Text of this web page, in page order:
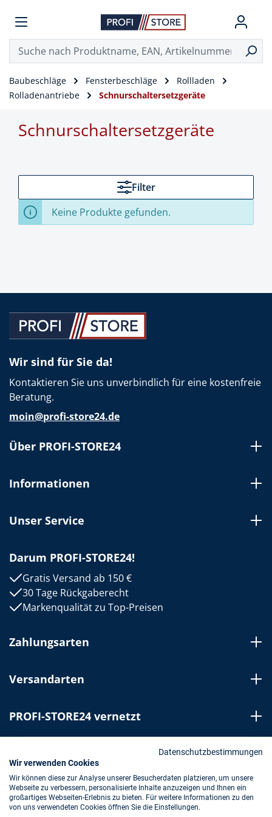
Datenschutzbestimmungen
Wir verwenden Cookies
Wir können diese zur Analyse unserer Besucherdaten platzieren, um unsere
Webseite zu verbessern, personalisierte Inhalte anzuzeigen und Ihnen ein
großartiges Webseiten-Erlebnis zu bieten. Für weitere Informationen zu den
von uns verwendeten Cookies öffnen Sie die Einstellungen.
Baubeschläge Fensterbeschläge
Rollladen
Rolladenantriebe
Schnurschaltersetzgeräte
Schnurschaltersetzgeräte
Filter
Keine Produkte gefunden.
Wir sind für Sie da!
Kontaktieren Sie uns unverbindlich für eine kostenfreie
Beratung.
moin@profi-store24.de
Über PROFI-STORE24
Informationen
Unser Service
Darum PROFI-STORE24!
Gratis Versand ab 150 €
30 Tage Rückgaberecht
Markenqualität zu Top-Preisen
Zahlungsarten
Versandarten
PROFI-STORE24 vernetzt
Bestellung widerrufen
Impressum AGB Datenschutz